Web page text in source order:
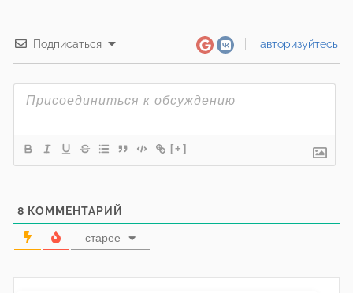
Подписаться авторизуйтесь
[+]
8 КОММЕНТАРИЙ
старее